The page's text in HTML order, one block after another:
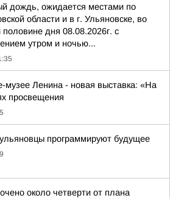
дождь, ожидается местами по
области и в г. Ульяновске, во
половине дня 08.08.2026г. с
утром и ночью...
музее Ленина - новая выставка: «На
просвещения
программируют будущее
около четверти от плана